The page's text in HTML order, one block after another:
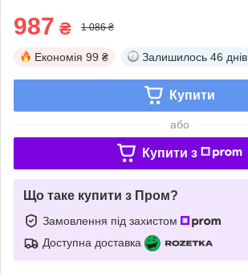
987 ₴ 1 086 ₴
Економія 99 ₴ Залишилось 46 днів
Купити
або
Купити з
Що таке купити з Пром?
Замовлення під захистом
Доступна доставка